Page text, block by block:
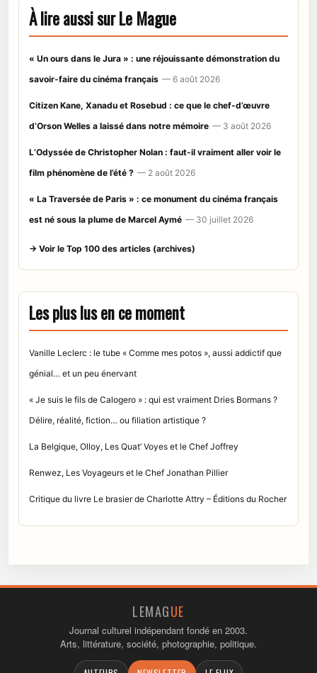
À lire aussi sur Le Mague
« Un ours dans le Jura » : une réjouissante démonstration du
savoir-faire du cinéma français — 6 août 2026
Citizen Kane, Xanadu et Rosebud : ce que le chef-d’œuvre
d’Orson Welles a laissé dans notre mémoire — 3 août 2026
L’Odyssée de Christopher Nolan : faut-il vraiment aller voir le
film phénomène de l’été ? — 2 août 2026
« La Traversée de Paris » : ce monument du cinéma français
est né sous la plume de Marcel Aymé — 30 juillet 2026
→ Voir le Top 100 des articles (archives)
Les plus lus en ce moment
Vanille Leclerc : le tube « Comme mes potos », aussi addictif que
génial… et un peu énervant
« Je suis le fils de Calogero » : qui est vraiment Dries Bormans ?
Délire, réalité, fiction… ou filiation artistique ?
La Belgique, Olloy, Les Quat’ Voyes et le Chef Joffrey
Renwez, Les Voyageurs et le Chef Jonathan Pillier
Critique du livre Le brasier de Charlotte Attry – Éditions du Rocher
LEMAGUE
Journal culturel indépendant fondé en 2003.
Arts, littérature, société, photographie, politique.